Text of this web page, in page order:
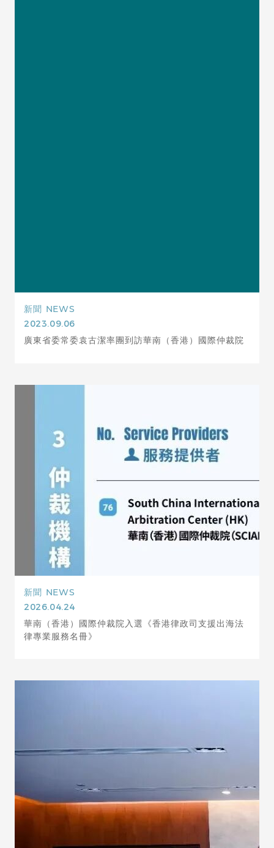
新聞 NEWS
2023.09.06
廣東省委常委袁古潔率團到訪華南（香港）國際仲裁院
新聞 NEWS
2026.04.24
華南（香港）國際仲裁院入選《香港律政司支援出海法
律專業服務名冊》